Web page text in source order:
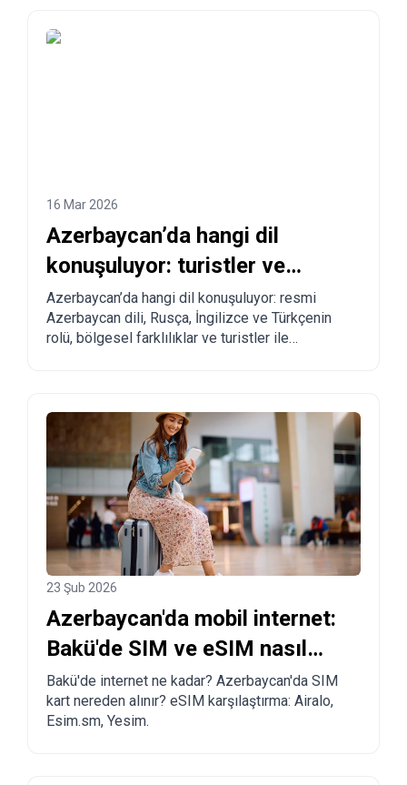
16 Mar 2026
Azerbaycan’da hangi dil
konuşuluyor: turistler ve
taşınmayı düşünenler için tam
rehber
Azerbaycan’da hangi dil konuşuluyor: resmi
Azerbaycan dili, Rusça, İngilizce ve Türkçenin
rolü, bölgesel farklılıklar ve turistler ile
23 Şub 2026
Azerbaycan'da mobil internet:
Bakü'de SIM ve eSIM nasıl
alınır?
Bakü'de internet ne kadar? Azerbaycan'da SIM
kart nereden alınır? eSIM karşılaştırma: Airalo,
Esim.sm, Yesim.